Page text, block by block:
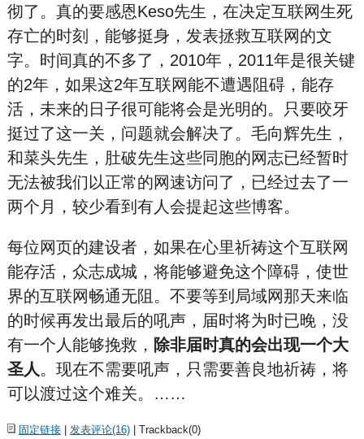
彻了。真的要感恩Keso先生，在决定互联网生死
存亡的时刻，能够挺身，发表拯救互联网的文
字。时间真的不多了，2010年，2011年是很关键
的2年，如果这2年互联网能不遭遇阻碍，能存
活，未来的日子很可能将会是光明的。只要咬牙
挺过了这一关，问题就会解决了。毛向辉先生，
和菜头先生，肚破先生这些同胞的网志已经暂时
无法被我们以正常的网速访问了，已经过去了一
两个月，较少看到有人会提起这些博客。
每位网页的建设者，如果在心里祈祷这个互联网
能存活，众志成城，将能够避免这个障碍，使世
界的互联网畅通无阻。不要等到局域网那天来临
的时候再发出最后的吼声，届时将为时已晚，没
有一个人能够挽救， 除非届时真的会出现一个大
圣人 。现在不需要吼声，只需要善良地祈祷，将
可以渡过这个难关。……
固定链接| 发表评论(16)| Trackback(0)